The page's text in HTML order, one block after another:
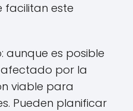
facilitan este
aunque es posible
por la
viable para
Pueden planificar